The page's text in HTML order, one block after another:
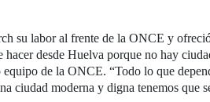
su labor al frente de la ONCE y
desde Huelva porque no hay
de la ONCE. “Todo lo que
ciudad moderna y digna tenemos que